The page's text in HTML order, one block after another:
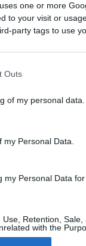
one or more
to your visit or
party tags to use
Outs
of my personal data.
Personal Data.
Personal Data for
Retention, Sale,
with the